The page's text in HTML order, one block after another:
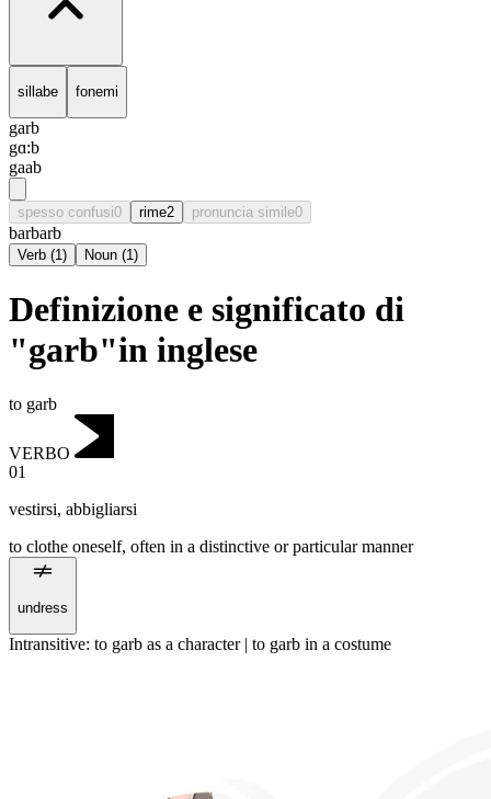
sillabe fonemi
garb
gɑ:b
gaab
spesso confusi0 rime2 pronuncia simile0
barbarb
Verb (1) Noun (1)
Definizione e significato di
"garb"in inglese
to garb
VERBO
01
vestirsi, abbigliarsi
to clothe oneself, often in a distinctive or particular manner
undress
Intransitive: to garb as a character | to garb in a costume